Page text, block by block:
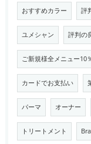
おすすめカラー 評
ユメシャン 評判の
ご新規様全メニュー10
カードでお支払い
パーマ オーナー
トリートメント